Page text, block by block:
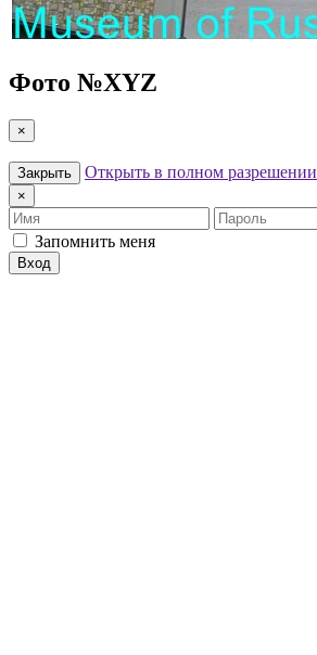
Фото №XYZ
×
Закрыть Открыть в полном разрешении
×
Имя
Пароль
Запомнить меня
Вход